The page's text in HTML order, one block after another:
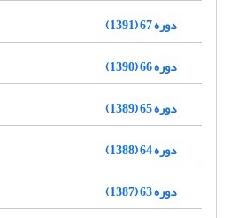
دوره 67 (1391)
دوره 66 (1390)
دوره 65 (1389)
دوره 64 (1388)
دوره 63 (1387)